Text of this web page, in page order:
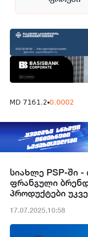
AMD 7161.2 0.0002
სიახლე PSP-ში
ფრანგული
პროდუქტები
17.07.2025.10:58